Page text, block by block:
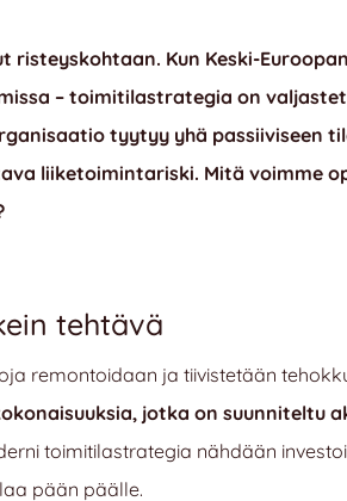
Kun Keski-
– toimitilastrategia on
tyytyy yhä passiiviseen
liiketoimintariski. Mitä voimme
tehtävä
remontoidaan ja tiivistetään
jotka on suunniteltu
toimitilastrategia nähdään
pään päälle.